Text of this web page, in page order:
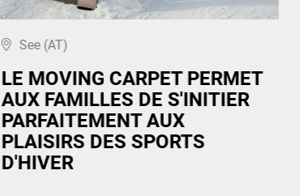
See (AT)
LE MOVING CARPET PERMET
AUX FAMILLES DE S'INITIER
PARFAITEMENT AUX
PLAISIRS DES SPORTS
D'HIVER